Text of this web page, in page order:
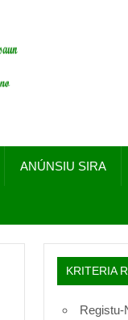
ONG
ANÚNSIU SIRA
KRITERIA
Registu-